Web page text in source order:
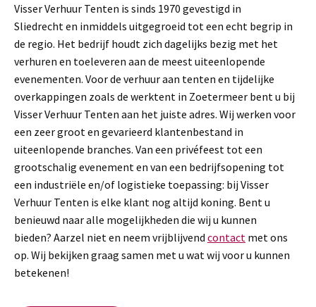
Visser Verhuur Tenten is sinds 1970 gevestigd in
Sliedrecht en inmiddels uitgegroeid tot een echt begrip in
de regio. Het bedrijf houdt zich dagelijks bezig met het
verhuren en toeleveren aan de meest uiteenlopende
evenementen. Voor de verhuur aan tenten en tijdelijke
overkappingen zoals de werktent in Zoetermeer bent u bij
Visser Verhuur Tenten aan het juiste adres. Wij werken voor
een zeer groot en gevarieerd klantenbestand in
uiteenlopende branches. Van een privéfeest tot een
grootschalig evenement en van een bedrijfsopening tot
een industriële en/of logistieke toepassing: bij Visser
Verhuur Tenten is elke klant nog altijd koning. Bent u
benieuwd naar alle mogelijkheden die wij u kunnen
bieden? Aarzel niet en neem vrijblijvend contact met ons
op. Wij bekijken graag samen met u wat wij voor u kunnen
betekenen!